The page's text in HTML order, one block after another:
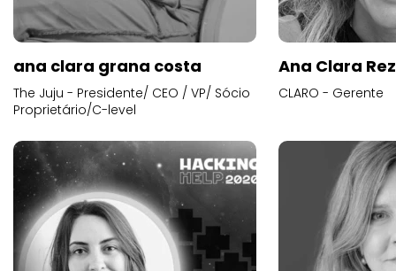
ana clara grana costa
The Juju - Presidente/ CEO / VP/ Sócio
Proprietário/C-level
Ana Clara
CLARO - Gerente